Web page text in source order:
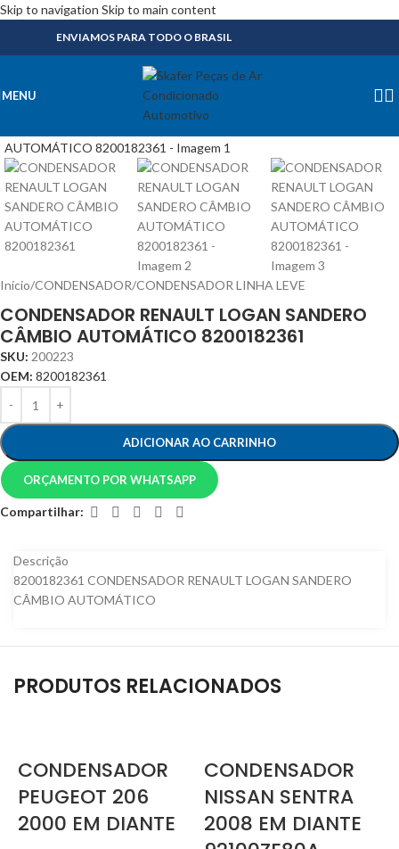
Skip to navigation Skip to main content
ENVIAMOS PARA TODO O BRASIL
MENU
Início/CONDENSADOR/CONDENSADOR LINHA LEVE
CONDENSADOR RENAULT LOGAN SANDERO
CÂMBIO AUTOMÁTICO 8200182361
SKU: 200223
OEM: 8200182361
ADICIONAR AO CARRINHO
ORÇAMENTO POR WHATSAPP
Compartilhar:
Descrição
8200182361 CONDENSADOR RENAULT LOGAN SANDERO
CÂMBIO AUTOMÁTICO
PRODUTOS RELACIONADOS
CONDENSADOR
PEUGEOT 206
2000 EM DIANTE
CONDENSADOR
NISSAN SENTRA
2008 EM DIANTE